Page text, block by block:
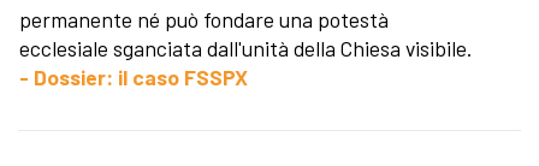
permanente né può fondare una potestà
ecclesiale sganciata dall'unità della Chiesa visibile.
- Dossier: il caso FSSPX